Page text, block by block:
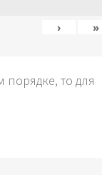
› »
то для